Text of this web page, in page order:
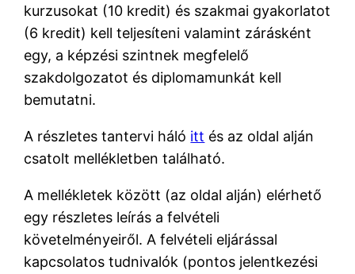
kurzusokat (10 kredit) és szakmai gyakorlatot
(6 kredit) kell teljesíteni valamint zárásként
egy, a képzési szintnek megfelelő
szakdolgozatot és diplomamunkát kell
bemutatni.
A részletes tantervi háló itt és az oldal alján
csatolt mellékletben található.
A mellékletek között (az oldal alján) elérhető
egy részletes leírás a felvételi
követelményeiről. A felvételi eljárással
kapcsolatos tudnivalók (pontos jelentkezési